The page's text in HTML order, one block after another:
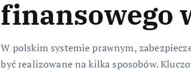
finansowego
W polskim systemie prawnym,
być realizowane na kilka sposobów.